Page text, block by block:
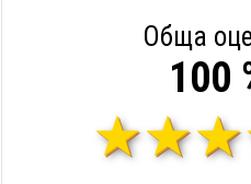
Обща
100